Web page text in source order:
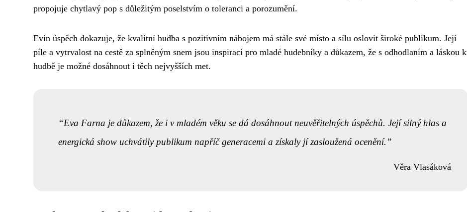
propojuje chytlavý pop s důležitým poselstvím o toleranci a porozumění.
Evin úspěch dokazuje, že kvalitní hudba s pozitivním nábojem má stále své místo a sílu oslovit široké publikum. Její
píle a vytrvalost na cestě za splněným snem jsou inspirací pro mladé hudebníky a důkazem, že s odhodlaním a láskou k
hudbě je možné dosáhnout i těch nejvyšších met.
Eva Farna je důkazem, že i v mladém věku se dá dosáhnout neuvěřitelných úspěchů. Její silný hlas a
energická show uchvátily publikum napříč generacemi a získaly jí zasloužená ocenění.
Věra Vlasáková